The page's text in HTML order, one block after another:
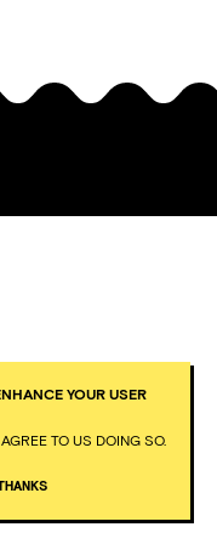
YOUR USER
TO US DOING SO.